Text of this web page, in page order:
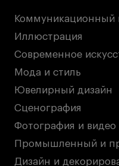
Коммуникационный
Иллюстрация
Современное
Мода и стиль
Ювелирный дизайн
Сценография
Фотография и видео
Промышленный и
Дизайн и